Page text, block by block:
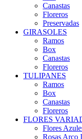
Canastas
Floreros
Preservadas
GIRASOLES
Ramos
Box
Canastas
Floreros
TULIPANES
Ramos
Box
Canastas
Floreros
FLORES
Flores
Rosas Arco